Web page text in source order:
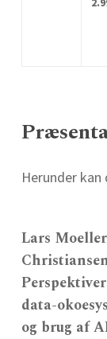
Herunder
Lars Moeller
data-
og brug af